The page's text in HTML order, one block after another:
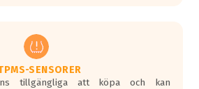
SENSORER
tillgängliga att köpa och kan